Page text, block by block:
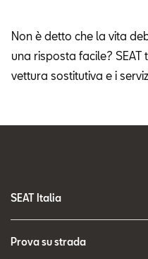
Non è detto che la vita
una risposta facile? SEAT
vettura sostitutiva e i
SEAT Italia
Prova su strada